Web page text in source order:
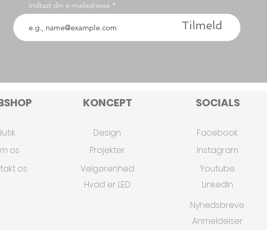
Indtast din e-mailadresse
Tilmeld
os
os
KONCEPT
Design
Projekter
Velgørenhed
Hvad er LED
SOCIALS
Facebook
Instagram
Youtube
Linkedln
Nyhedsbreve
Anmeldelser